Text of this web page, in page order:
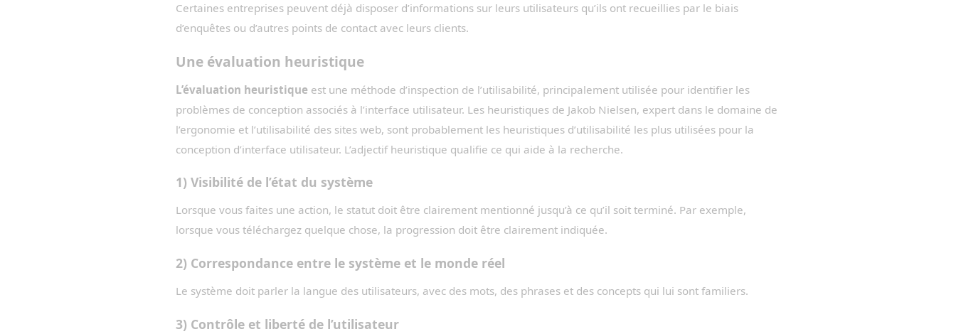
Certaines entreprises peuvent déjà disposer d’informations sur leurs utilisateurs qu’ils ont recueillies par le biais
d’enquêtes ou d’autres points de contact avec leurs clients.
Une évaluation heuristique
L’évaluation heuristique est une méthode d’inspection de l’utilisabilité, principalement utilisée pour identifier les
problèmes de conception associés à l’interface utilisateur. Les heuristiques de Jakob Nielsen, expert dans le domaine de
l’ergonomie et l’utilisabilité des sites web, sont probablement les heuristiques d’utilisabilité les plus utilisées pour la
conception d’interface utilisateur. L’adjectif heuristique qualifie ce qui aide à la recherche.
1) Visibilité de l’état du système
Lorsque vous faites une action, le statut doit être clairement mentionné jusqu’à ce qu’il soit terminé. Par exemple,
lorsque vous téléchargez quelque chose, la progression doit être clairement indiquée.
2) Correspondance entre le système et le monde réel
Le système doit parler la langue des utilisateurs, avec des mots, des phrases et des concepts qui lui sont familiers.
3) Contrôle et liberté de l’utilisateur